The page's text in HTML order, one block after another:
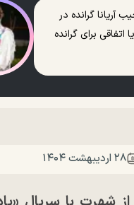
آریانا گرانده در
برای گرانده
۲۸ ارديبهشت ۱۴۰۴